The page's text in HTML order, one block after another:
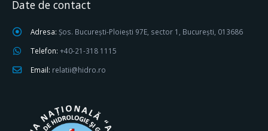
Date de contact
Adresa: Șos. București-Ploiești 97E, sector 1, București, 013686
Telefon: +40-21-318 1115
Email: relatii@hidro.ro